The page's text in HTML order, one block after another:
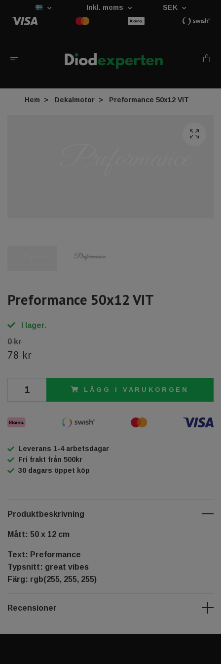
Inkl. moms SEK
Hem Dekalmotor Preformance 50x12 VIT
Preformance 50x12 VIT
I lager.
0 kr
78 kr
LÄGG I VARUKORGEN
Leverans 1-4 arbetsdagar
Fri frakt från 500kr
30 dagars öppet köp
Produktbeskrivning
Mått: 50 x 12 cm
Text: Preformance
Typsnitt: great vibes
Färg: rgb(255, 255, 255)
Recensioner